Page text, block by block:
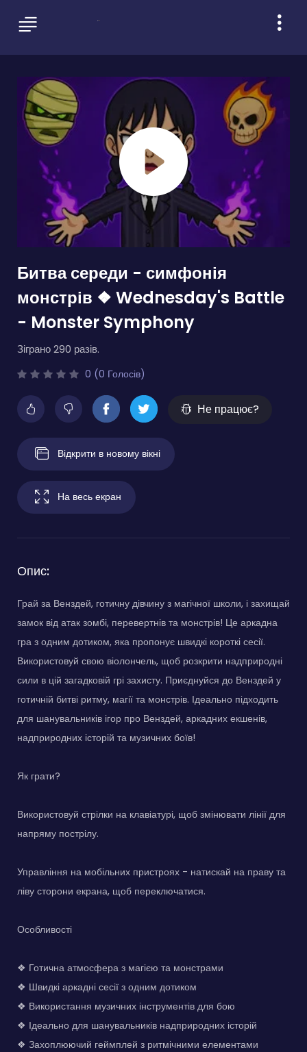
Битва середи - симфонія
монстрів ❖ Wednesday's Battle
- Monster Symphony
Зіграно 290 разів.
0 (0 Голосів)
Не працює?
Відкрити в новому вікні
На весь екран
Опис:
Грай за Венздей, готичну дівчину з магічної школи, і захищай
замок від атак зомбі, перевертнів та монстрів! Це аркадна
гра з одним дотиком, яка пропонує швидкі короткі сесії.
Використовуй свою віолончель, щоб розкрити надприродні
сили в цій загадковій грі захисту. Приєднуйся до Венздей у
готичній битві ритму, магії та монстрів. Ідеально підходить
для шанувальників ігор про Венздей, аркадних екшенів,
надприродних історій та музичних боїв!
Як грати?
Використовуй стрілки на клавіатурі, щоб змінювати лінії для
напряму пострілу.
Управління на мобільних пристроях - натискай на праву та
ліву сторони екрана, щоб переключатися.
Особливості
❖ Готична атмосфера з магією та монстрами
❖ Швидкі аркадні сесії з одним дотиком
❖ Використання музичних інструментів для бою
❖ Ідеально для шанувальників надприродних історій
❖ Захоплюючий геймплей з ритмічними елементами